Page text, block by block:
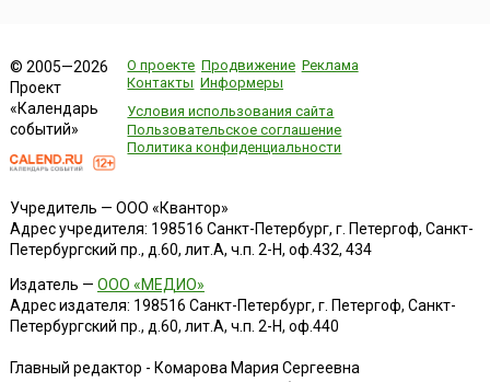
© 2005—2026
Проект
«Календарь
событий»
О проекте Продвижение Реклама
Контакты Информеры
Условия использования сайта
Пользовательское соглашение
Политика конфиденциальности
Учредитель — ООО «Квантор»
Адрес учредителя: 198516 Санкт-Петербург, г. Петергоф, Санкт-
Петербургский пр., д.60, лит.А, ч.п. 2-Н, оф.432, 434
Издатель — ООО «МЕДИО»
Адрес издателя: 198516 Санкт-Петербург, г. Петергоф, Санкт-
Петербургский пр., д.60, лит.А, ч.п. 2-Н, оф.440
Главный редактор - Комарова Мария Сергеевна